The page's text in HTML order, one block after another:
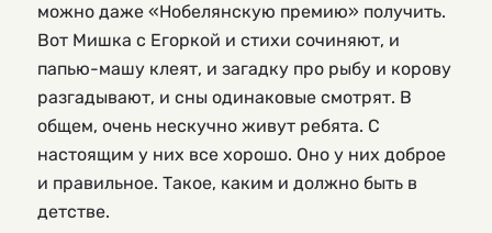
можно даже «Нобелянскую премию» получить.
Вот Мишка с Егоркой и стихи сочиняют, и
папью-машу клеят, и загадку про рыбу и корову
разгадывают, и сны одинаковые смотрят. В
общем, очень нескучно живут ребята. С
настоящим у них все хорошо. Оно у них доброе
и правильное. Такое, каким и должно быть в
детстве.